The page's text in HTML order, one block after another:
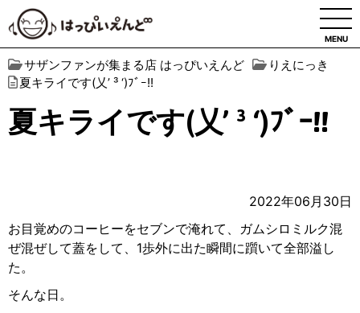
MENU
サザンファンが集まる店 はっぴいえんど
りえにっき
夏キライです(乂’ ³ ‘)ﾌﾞｰ!!
夏キライです(乂’ ³ ‘)ﾌﾞｰ!!
2022年06月30日
お目覚めのコーヒーをセブンで淹れて、ガムシロミルク混
ぜ混ぜして蓋をして、 1歩外に出た瞬間に躓いて全部溢し
た。
そんな日。